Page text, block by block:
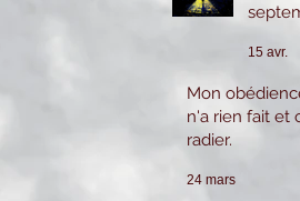
car je
savoir
15 avr.
Mon
n'a rien fait et
radier.
24 mars